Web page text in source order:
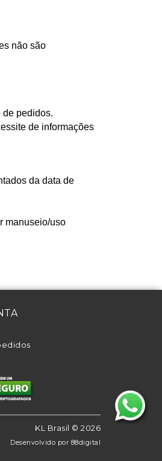
não são
de pedidos.
de informações
da data de
manuseio/uso
KL Brasil © 2026
Desenvolvido por 88digital